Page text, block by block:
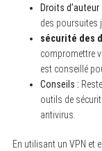
Droits d’auteur :
des poursuites
sécurité des
compromettre
est conseillé
Conseils :
outils de
antivirus.
En utilisant un VPN et